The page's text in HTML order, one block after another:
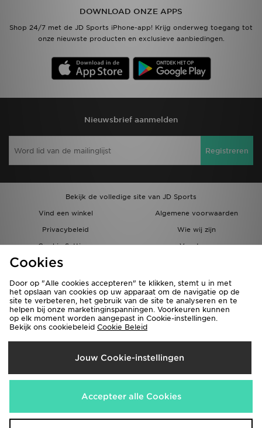
DOWNLOAD ONZE APPS
Shop 24/7 met de JD Sports iPhone-app! Krijg onderweg toegang tot
onze nieuwste producten en exclusieve aanbiedingen.
Nieuwsbrief aanmelden
Registreren
Bekijk de volledige site van JD Sports
Vind een winkel
Algemene voorwaarden
Privacybeleid
Wie wij zijn
Cookie Settings
Vacatures
Bestellingen en Levering
Verzenden Naar
België
Wij accepteren de volgende betaalmethoden
Cookies
Door op "Alle cookies accepteren" te klikken, stemt u in met
het opslaan van cookies op uw apparaat om de navigatie op de
site te verbeteren, het gebruik van de site te analyseren en te
helpen bij onze marketinginspanningen. Voorkeuren kunnen
op elk moment worden aangepast in Cookie-instellingen.
Bekijk ons cookiebeleid Cookie Beleid
Jouw Cookie-instellingen
Accepteer alle Cookies